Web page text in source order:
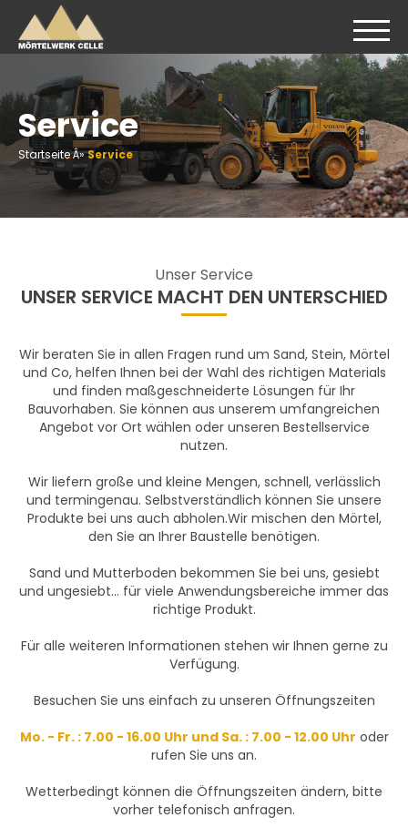
Service
Startseite Â»Service
Unser Service
UNSER SERVICE MACHT DEN UNTERSCHIED
Wir beraten Sie in allen Fragen rund um Sand, Stein, Mörtel
und Co, helfen Ihnen bei der Wahl des richtigen Materials
und finden maßgeschneiderte Lösungen für Ihr
Bauvorhaben. Sie können aus unserem umfangreichen
Angebot vor Ort wählen oder unseren Bestellservice
nutzen.
Wir liefern große und kleine Mengen, schnell, verlässlich
und termingenau. Selbstverständlich können Sie unsere
Produkte bei uns auch abholen.Wir mischen den Mörtel,
den Sie an Ihrer Baustelle benötigen.
Sand und Mutterboden bekommen Sie bei uns, gesiebt
und ungesiebt... für viele Anwendungsbereiche immer das
richtige Produkt.
Für alle weiteren Informationen stehen wir Ihnen gerne zu
Verfügung.
Besuchen Sie uns einfach zu unseren Öffnungszeiten
Mo. - Fr. : 7.00 - 16.00 Uhr und Sa. : 7.00 - 12.00 Uhr oder
rufen Sie uns an.
Wetterbedingt können die Öffnungszeiten ändern, bitte
vorher telefonisch anfragen.